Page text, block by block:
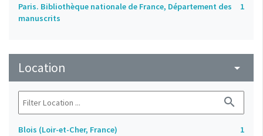
Paris. Bibliothèque nationale de France, Département des
manuscrits
1
Location arrow_drop_down
search
Blois (Loir-et-Cher, France)
1